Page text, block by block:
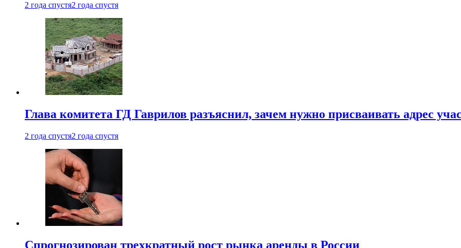
2 года спустя2 года спустя
Глава комитета ГД Гаврилов разъяснил, зачем нужно присваивать адрес
2 года спустя2 года спустя
Спрогнозирован трехкратный рост рынка аренды в России